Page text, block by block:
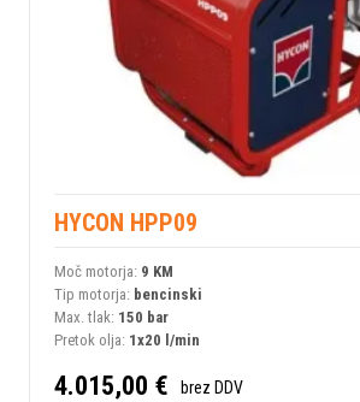
HYCON HPP09
Moč motorja: 9 KM
Tip motorja: bencinski
Max. tlak: 150 bar
Pretok olja: 1x20 l/min
4.015,00 € brez DDV